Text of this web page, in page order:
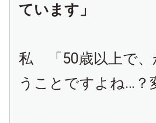
ています」
私 「50歳以上で、
うことですよね…